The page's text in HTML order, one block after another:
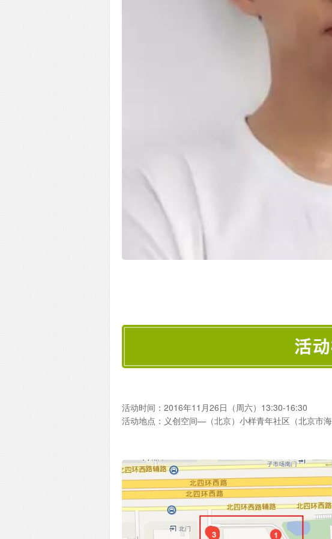
活动时间：2016年11月26日（周六）13:30-16:30
活动地点：义创空间—（北京）小样青年社区（北京市